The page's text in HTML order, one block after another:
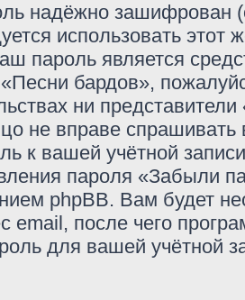
надёжно зашифрован
использовать этот
пароль является
бардов»,
ни
не вправе
к вашей учётной
пароля «Забыли
phpBB. Вам будет
email, после чего
для вашей учётной